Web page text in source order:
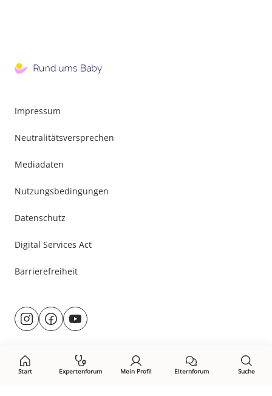
Start Expertenforum Mein Profil Elternforum Suche
Impressum
Neutralitätsversprechen
Mediadaten
Nutzungsbedingungen
Datenschutz
Digital Services Act
Barrierefreiheit
Besuche
uns@rund.ums.baby
facebook.com/rundumsbaby.de
youtube.com/@rundumsbaby_